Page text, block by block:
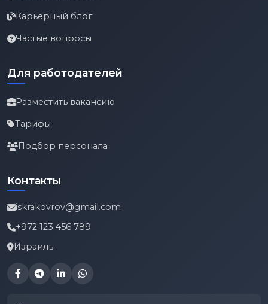
Карьерный блог
Частые вопросы
Для работодателей
Разместить вакансию
Тарифы
Подбор персонала
Контакты
iskrakovrov@gmail.com
+972 123 456 789
Израиль